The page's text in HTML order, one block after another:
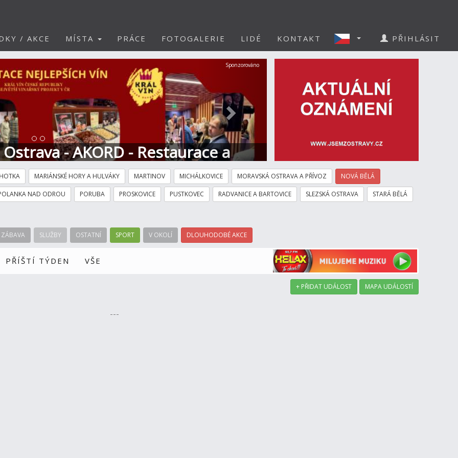
/ AKCE MÍSTA PRÁCE FOTOGALERIE LIDÉ KONTAKT PŘIHLÁSIT
- AKORD - Restaurace a
Další
Sponzorováno
MARIÁNSKÉ HORY A HULVÁKY MARTINOV MICHÁLKOVICE MORAVSKÁ OSTRAVA A PŘÍVOZ NOVÁ BĚLÁ
NAD ODROU PORUBA PROSKOVICE PUSTKOVEC RADVANICE A BARTOVICE SLEZSKÁ OSTRAVA STARÁ BĚLÁ
ZÁBAVA SLUŽBY OSTATNÍ SPORT V OKOLÍ DLOUHODOBÉ AKCE
PŘÍŠTÍ TÝDEN VŠE
+ PŘIDAT UDÁLOST MAPA UDÁLOSTÍ
---